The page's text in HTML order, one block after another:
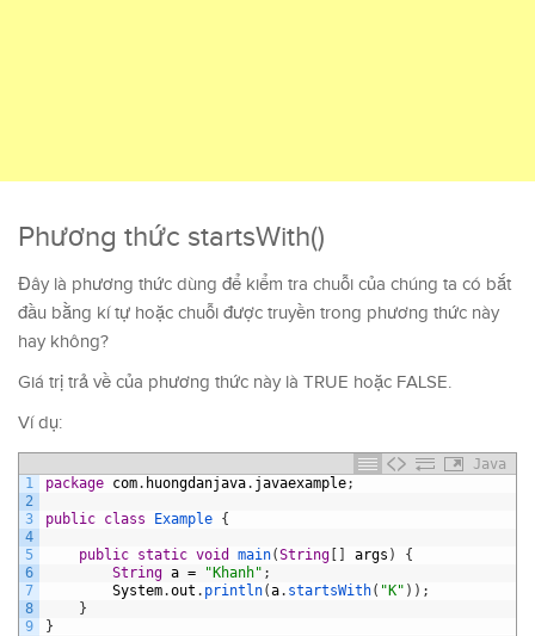
Phương thức startsWith()
Đây là phương thức dùng để kiểm tra chuỗi của chúng ta có bắt
đầu bằng kí tự hoặc chuỗi được truyền trong phương thức này
hay không?
Giá trị trả về của phương thức này là TRUE hoặc FALSE.
Ví dụ:
Java
1
2
3
4
5
6
7
8
9
package com. huongdanjava. javaexample;
public class Example {
public static void main(String [ ] args )
{
String a = "Khanh" ;
System.out . println(a. startsWith( "K" ) ) ;
}
}